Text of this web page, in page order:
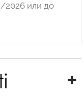
2026 или до